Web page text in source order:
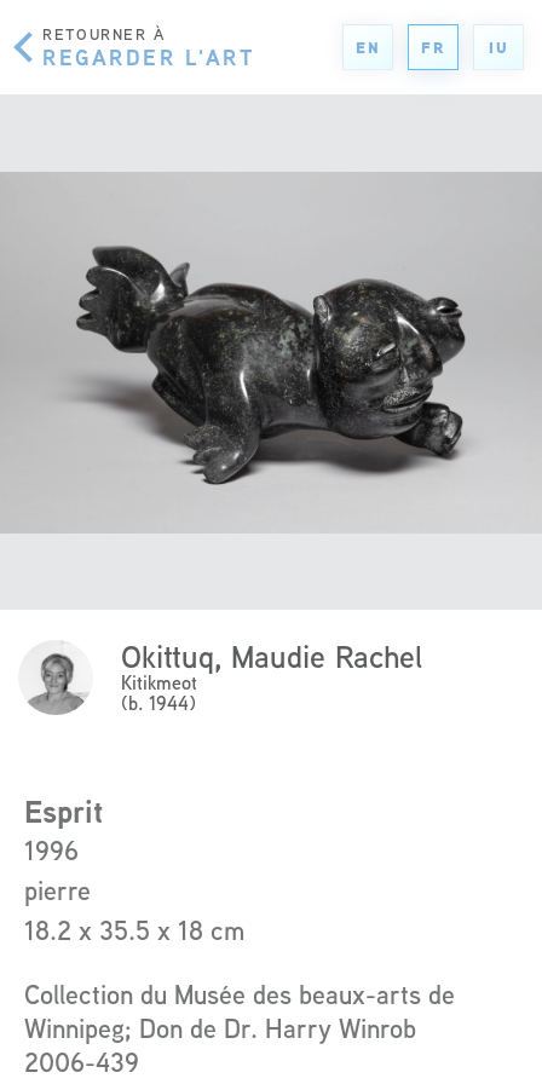
EN FR IU
RETOURNER À
REGARDER L'ART
Okittuq, Maudie Rachel
Kitikmeot
(b. 1944)
Click
Here
to
about
the
artist
Esprit
1996
pierre
18.2 x 35.5 x 18 cm
Collection du Musée des beaux-arts de
Winnipeg; Don de Dr. Harry Winrob
2006-439